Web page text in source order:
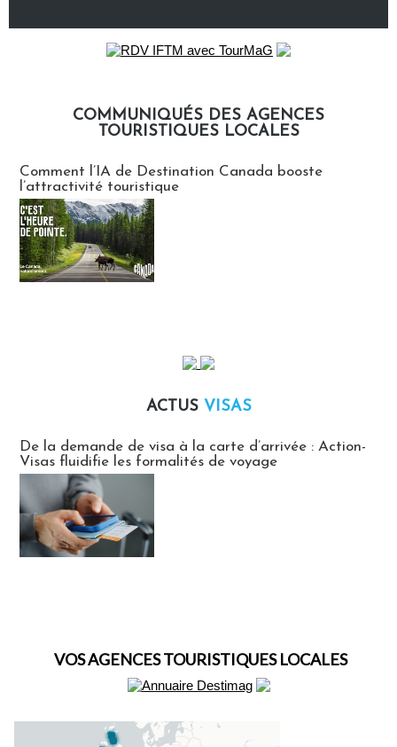
COMMUNIQUÉS DES AGENCES
TOURISTIQUES LOCALES
Comment l’IA de Destination Canada booste
l’attractivité touristique
ACTUS VISAS
De la demande de visa à la carte d’arrivée : Action-
Visas fluidifie les formalités de voyage
VOS AGENCES TOURISTIQUES LOCALES